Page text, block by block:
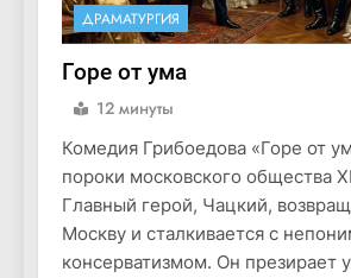
ДРАМАТУРГИЯ
Горе от ума
12 минуты
Комедия Грибоедова «Горе от
пороки московского общества
Главный герой, Чацкий,
Москву и сталкивается с
консерватизмом. Он презирает